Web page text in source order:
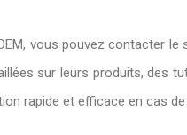
vous pouvez contacter
sur leurs produits, des
rapide et efficace en cas de